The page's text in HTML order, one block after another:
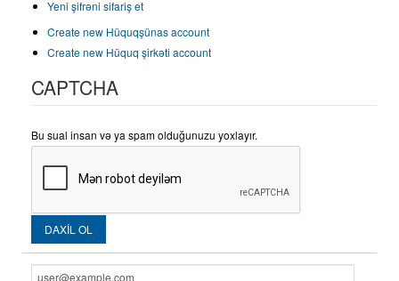
Yeni şifrəni sifariş et
Create new Hüquqşünas account
Create new Hüquq şirkəti account
CAPTCHA
Bu sual insan və ya spam olduğunuzu yoxlayır.